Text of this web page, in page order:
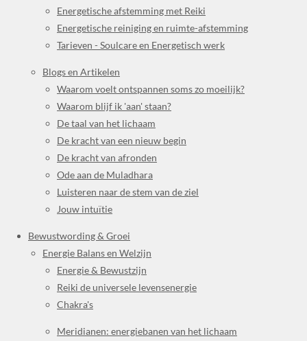
Energetische afstemming met Reiki
Energetische reiniging en ruimte-afstemming
Tarieven - Soulcare en Energetisch werk
Blogs en Artikelen
Waarom voelt ontspannen soms zo moeilijk?
Waarom blijf ik 'aan' staan?
De taal van het lichaam
De kracht van een nieuw begin
De kracht van afronden
Ode aan de Muladhara
Luisteren naar de stem van de ziel
Jouw intuïtie
Bewustwording & Groei
Energie Balans en Welzijn
Energie & Bewustzijn
Reiki de universele levensenergie
Chakra's
Meridianen: energiebanen van het lichaam